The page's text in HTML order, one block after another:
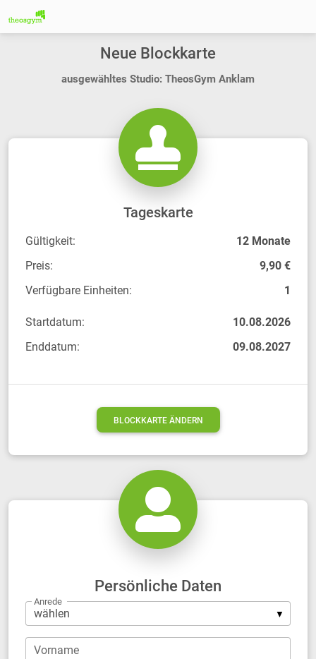
Neue Blockkarte
ausgewähltes Studio: TheosGym Anklam
Tageskarte
Gültigkeit:
12 Monate
Preis:
9,90 €
Verfügbare Einheiten:
1
Startdatum:
10.08.2026
Enddatum:
09.08.2027
BLOCKKARTE ÄNDERN
Persönliche Daten
Anrede
Vorname